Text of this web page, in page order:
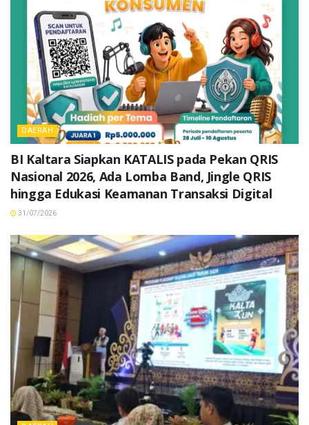
DAERAH
BI Kaltara Siapkan KATALIS pada Pekan QRIS
Nasional 2026, Ada Lomba Band, Jingle QRIS
hingga Edukasi Keamanan Transaksi Digital
31/07/2026